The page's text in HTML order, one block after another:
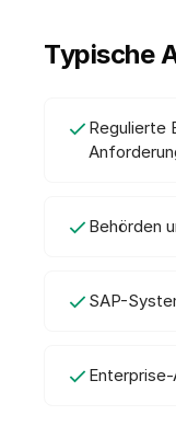
Typische
Regulierte
Behörden
SAP-